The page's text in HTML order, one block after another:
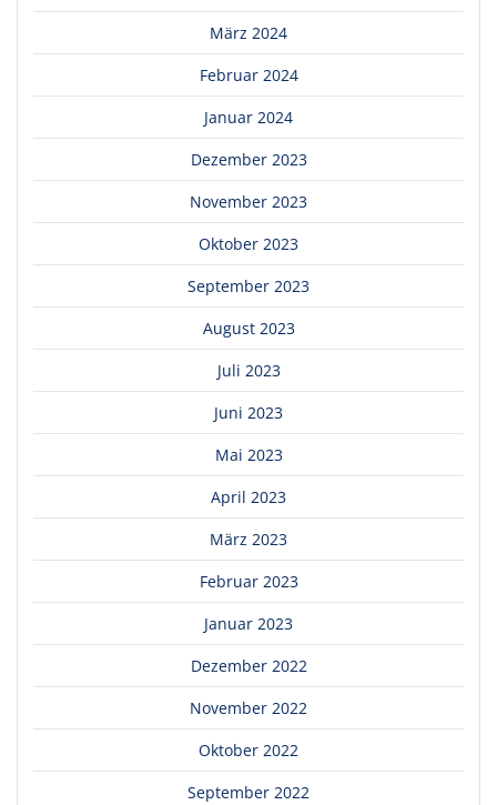
März 2024
Februar 2024
Januar 2024
Dezember 2023
November 2023
Oktober 2023
September 2023
August 2023
Juli 2023
Juni 2023
Mai 2023
April 2023
März 2023
Februar 2023
Januar 2023
Dezember 2022
November 2022
Oktober 2022
September 2022